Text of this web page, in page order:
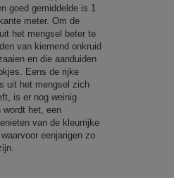
goed gemiddelde is 1
meter. Om de
het mengsel beter te
van kiemend onkruid
en die aanduiden
Eens de rijke
uit het mengsel zich
is er nog weinig
wordt het, een
van de kleurrijke
eenjarigen zo